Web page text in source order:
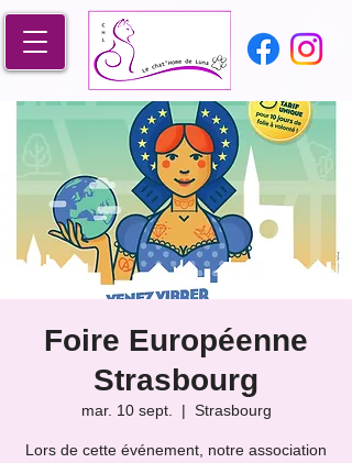
Foire Européenne
Strasbourg
mar. 10 sept.
  |
Strasbourg
Lors de cette événement, notre association